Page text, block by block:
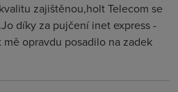
zajištěnou,holt Telecom se
díky za pujčení inet express -
opravdu posadilo na zadek